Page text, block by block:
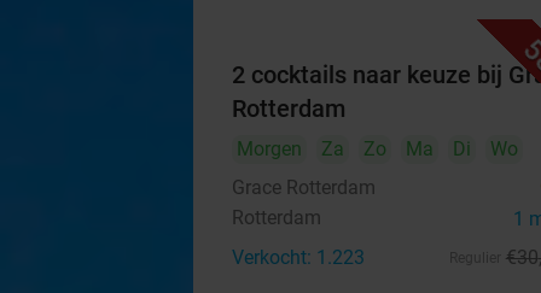
2 cocktails naar keuze bij
Rotterdam
Morgen Za Zo Ma Di
Wo
Grace Rotterdam
Rotterdam 1
Verkocht: 1.223 €30